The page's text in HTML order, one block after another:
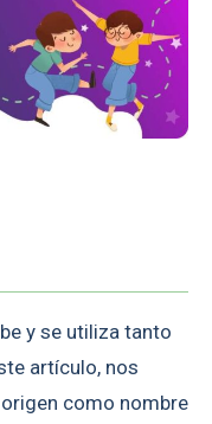
y se utiliza tanto
artículo, nos
como nombre